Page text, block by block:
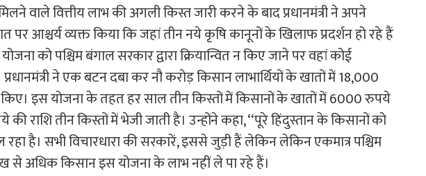
वाले वित्तीय लाभ की अगली किस्त जारी करने के बाद प्रधानमंत्री ने अपने
पर आश्चर्य व्यक्त किया कि जहां तीन नये कृषि कानूनों के खिलाफ प्रदर्शन हो रहे हैं
को पश्चिम बंगाल सरकार द्वारा क्रियान्वित न किए जाने पर वहां कोई
ने एक बटन दबा कर नौ करोड़ किसान लाभार्थियों के खातों में 18,000
इस योजना के तहत हर साल तीन किस्तों में किसानों के खातों में 6000 रुपये
राशि तीन किस्तों में भेजी जाती है। उन्होंने कहा, ‘‘पूरे हिंदुस्तान के किसानों को
है। सभी विचारधारा की सरकारें, इससे जुड़ी हैं लेकिन लेकिन एकमात्र पश्चिम
से अधिक किसान इस योजना के लाभ नहीं ले पा रहे हैं।